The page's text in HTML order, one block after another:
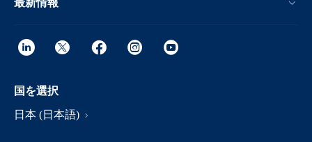
最新情報
国を選択
日本 (日本語)